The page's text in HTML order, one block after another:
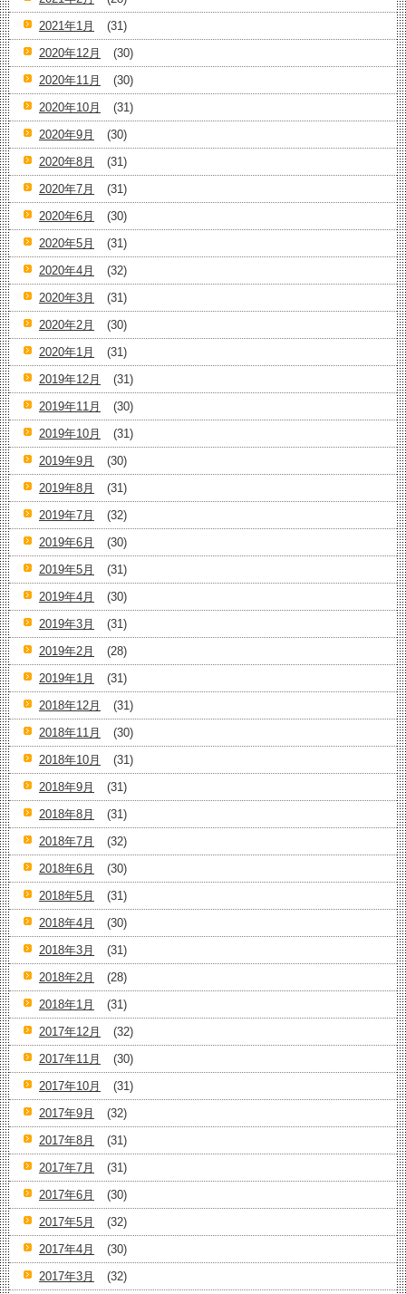
2021年1月
(31)
2020年12月
(30)
2020年11月
(30)
2020年10月
(31)
2020年9月
(30)
2020年8月
(31)
2020年7月
(31)
2020年6月
(30)
2020年5月
(31)
2020年4月
(32)
2020年3月
(31)
2020年2月
(30)
2020年1月
(31)
2019年12月
(31)
2019年11月
(30)
2019年10月
(31)
2019年9月
(30)
2019年8月
(31)
2019年7月
(32)
2019年6月
(30)
2019年5月
(31)
2019年4月
(30)
2019年3月
(31)
2019年2月
(28)
2019年1月
(31)
2018年12月
(31)
2018年11月
(30)
2018年10月
(31)
2018年9月
(31)
2018年8月
(31)
2018年7月
(32)
2018年6月
(30)
2018年5月
(31)
2018年4月
(30)
2018年3月
(31)
2018年2月
(28)
2018年1月
(31)
2017年12月
(32)
2017年11月
(30)
2017年10月
(31)
2017年9月
(32)
2017年8月
(31)
2017年7月
(31)
2017年6月
(30)
2017年5月
(32)
2017年4月
(30)
2017年3月
(32)